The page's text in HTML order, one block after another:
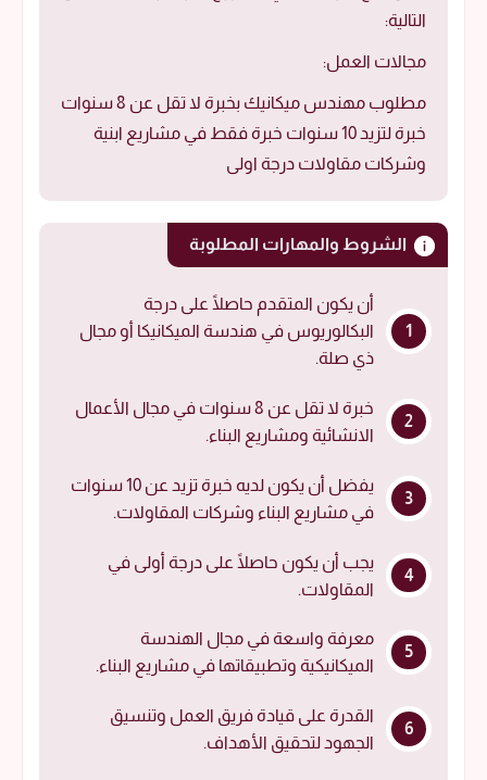
التالية:
مجالات العمل:
مطلوب مهندس ميكانيك بخبرة لا تقل عن 8 سنوات
خبرة لتزيد 10 سنوات خبرة فقط في مشاريع ابنية
وشركات مقاولات درجة اولى
الشروط والمهارات المطلوبة
أن يكون المتقدم حاصلًا على درجة
البكالوريوس في هندسة الميكانيكا أو مجال
ذي صلة.
خبرة لا تقل عن 8 سنوات في مجال الأعمال
الانشائية ومشاريع البناء.
يفضل أن يكون لديه خبرة تزيد عن 10 سنوات
في مشاريع البناء وشركات المقاولات.
يجب أن يكون حاصلًا على درجة أولى في
المقاولات.
معرفة واسعة في مجال الهندسة
الميكانيكية وتطبيقاتها في مشاريع البناء.
القدرة على قيادة فريق العمل وتنسيق
الجهود لتحقيق الأهداف.